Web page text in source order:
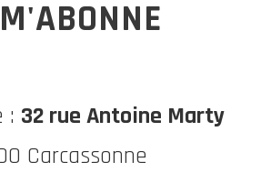
: 32 rue Antoine Marty
Carcassonne